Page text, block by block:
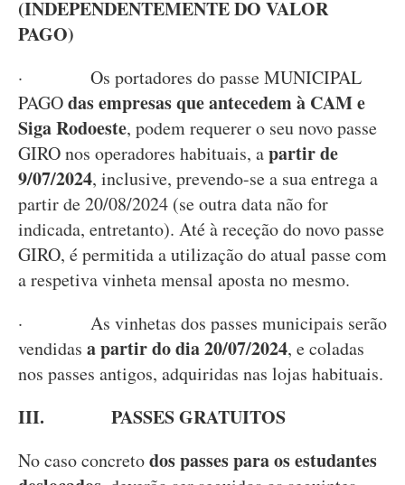
(INDEPENDENTEMENTE DO VALOR
PAGO)
· Os portadores do passe MUNICIPAL
PAGOdas empresas que antecedem à CAM e
Siga Rodoeste, podem requerer o seu novo passe
GIRO nos operadores habituais, apartir de
9/07/2024, inclusive, prevendo-se a sua entrega a
partir de 20/08/2024 (se outra data não for
indicada, entretanto). Até à receção do novo passe
GIRO, é permitida a utilização do atual passe com
a respetiva vinheta mensal aposta no mesmo.
· As vinhetas dos passes municipais serão
vendidas a partir do dia 20/07/2024, e coladas
nos passes antigos, adquiridas nas lojas habituais.
III. PASSES GRATUITOS
No caso concretodos passes para os estudantes